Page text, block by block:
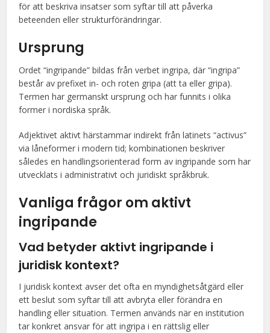
för att beskriva insatser som syftar till att påverka
beteenden eller strukturförändringar.
Ursprung
Ordet “ingripande” bildas från verbet ingripa, där “ingripa”
består av prefixet in- och roten gripa (att ta eller gripa).
Termen har germanskt ursprung och har funnits i olika
former i nordiska språk.
Adjektivet aktivt härstammar indirekt från latinets “activus”
via låneformer i modern tid; kombinationen beskriver
således en handlingsorienterad form av ingripande som har
utvecklats i administrativt och juridiskt språkbruk.
Vanliga frågor om aktivt
ingripande
Vad betyder aktivt ingripande i
juridisk kontext?
I juridisk kontext avser det ofta en myndighetsåtgärd eller
ett beslut som syftar till att avbryta eller förändra en
handling eller situation. Termen används när en institution
tar konkret ansvar för att ingripa i en rättslig eller